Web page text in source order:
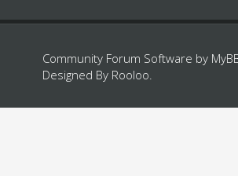
Community Forum Software by
Designed By Rooloo.